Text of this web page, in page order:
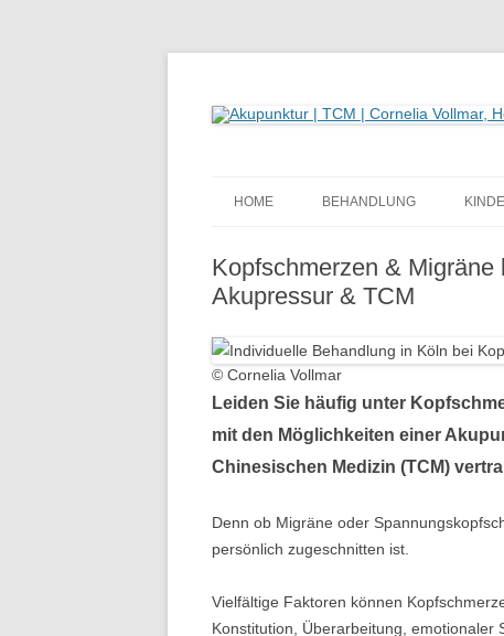
HOME BEHANDLUNG
DER ABLAUF?
BEHANDLUNGEN
Kopfschmerzen &
Akupressur & TCM
© Cornelia Vollmar
Leiden Sie häufig unter
mit den Möglichkeiten einer
Chinesischen Medizin (TCM)
Denn ob Migräne oder
persönlich zugeschnitten ist.
Vielfältige Faktoren können
Konstitution, Überarbeitung, emotionaler